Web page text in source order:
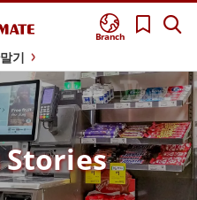
Branch
기
Stories